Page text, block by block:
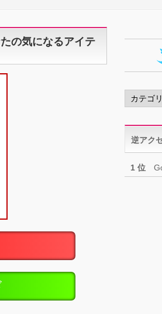
の気になるアイテ
カ
テ
リ
ー逆アク
1 位